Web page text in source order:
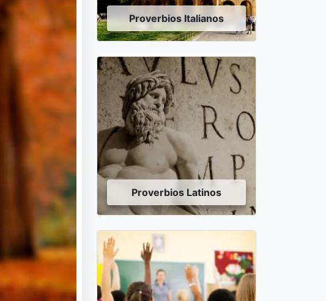
Proverbios Italianos
Proverbios Latinos